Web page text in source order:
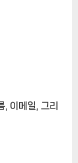
, 이메일, 그리